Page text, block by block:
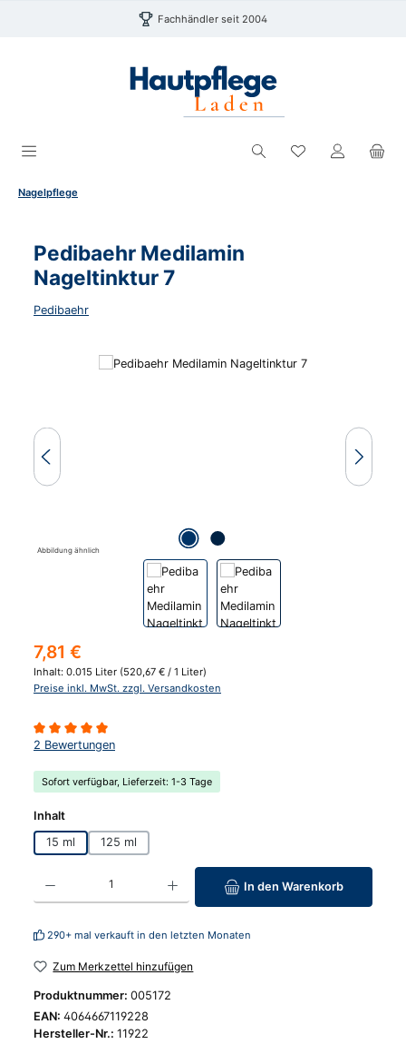
Zum Hauptinhalt springen Fachhändler seit 2004
Du hast 0
Nagelpflege
Pedibaehr Medilamin
Nageltinktur 7
Pedibaehr
Bildergalerie überspringen
Abbildung ähnlich
Regulärer Preis:
7,81 €
Inhalt: 0.015 Liter (520,67 € / 1 Liter)
Preise inkl. MwSt. zzgl. Versandkosten
Durchschnittliche Bewertung von 5 von 5 Sternen
2 Bewertungen
Sofort verfügbar, Lieferzeit: 1-3 Tage
Inhaltauswählen
15 ml
125 ml
Produkt Anzahl: Gib den gewünschten Wert ein oder benutze die
In den Warenkorb
290+ mal verkauft in den letzten Monaten
Zum Merkzettel hinzufügen
Produktnummer: 005172
EAN: 4064667119228
Hersteller-Nr.: 11922